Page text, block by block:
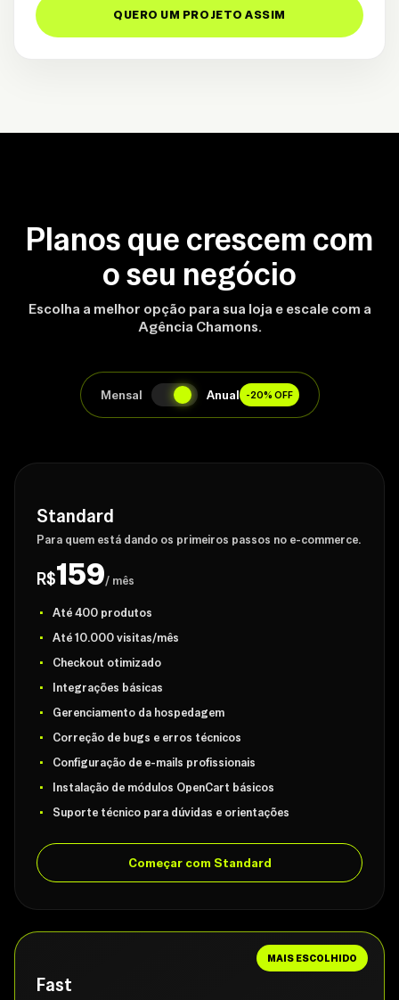
QUERO UM PROJETO ASSIM
Planos que crescem com
o seu negócio
Escolha a melhor opção para sua loja e escale com a
Agência Chamons.
Mensal Anual -20% OFF
Standard
Para quem está dando os primeiros passos no e-commerce.
R$159/ mês
Até 400 produtos
Até 10.000 visitas/mês
Checkout otimizado
Integrações básicas
Gerenciamento da hospedagem
Correção de bugs e erros técnicos
Configuração de e-mails profissionais
Instalação de módulos OpenCart básicos
Suporte técnico para dúvidas e orientações
Começar com Standard
MAIS ESCOLHIDO
Fast